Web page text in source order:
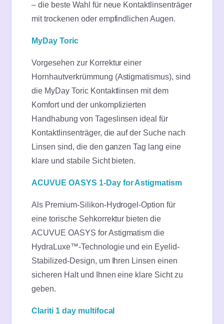
– die beste Wahl für neue Kontaktlinsenträger
mit trockenen oder empfindlichen Augen.
MyDay Toric
Vorgesehen zur Korrektur einer
Hornhautverkrümmung (Astigmatismus), sind
die MyDay Toric Kontaktlinsen mit dem
Komfort und der unkomplizierten
Handhabung von Tageslinsen ideal für
Kontaktlinsenträger, die auf der Suche nach
Linsen sind, die den ganzen Tag lang eine
klare und stabile Sicht bieten.
ACUVUE OASYS 1-Day for Astigmatism
Als Premium-Silikon-Hydrogel-Option für
eine torische Sehkorrektur bieten die
ACUVUE OASYS for Astigmatism die
HydraLuxe™-Technologie und ein Eyelid-
Stabilized-Design, um Ihren Linsen einen
sicheren Halt und Ihnen eine klare Sicht zu
geben.
Clariti 1 day multifocal